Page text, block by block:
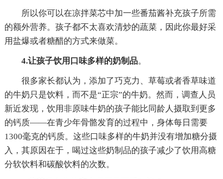
所以你可以在凉拌菜芯中加一些番茄酱补充孩子所需
的额外营养。孩子都不太喜欢清炒的蔬菜，因此你最好采
用盐爆或者糖醋的方式来做菜。
4.让孩子饮用口味多样的奶制品。
很多家长都认为，添加了巧克力、草莓或者香草味道
的牛奶只是饮料，而不是“正宗”的牛奶。然而，调查人员
新近发现，饮用非原味牛奶的孩子能比同龄人摄取到更多
的钙质——在青少年骨骼发育的过程中，身体每日需要
1300毫克的钙质。这些口味多样的牛奶并没有增加糖分摄
入，其原因在于，喝过这些奶制品的孩子减少了饮用高糖
分软饮料和碳酸饮料的次数。